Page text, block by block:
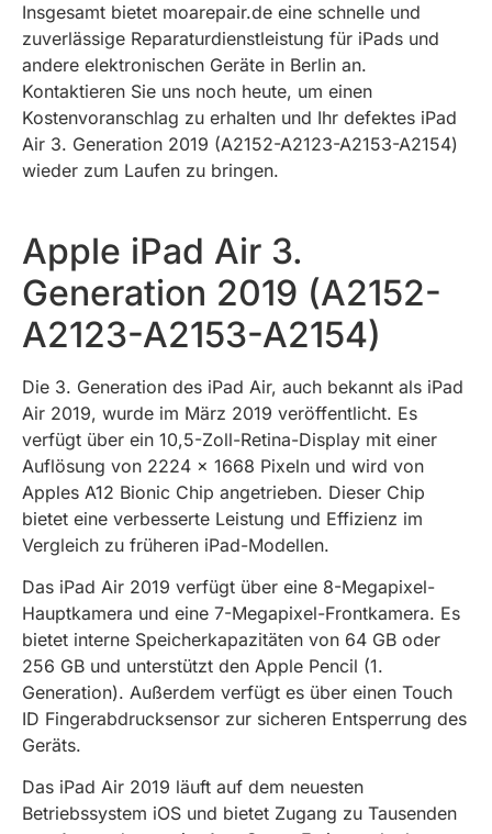
Insgesamt bietet moarepair.de eine schnelle und
zuverlässige Reparaturdienstleistung für iPads und
andere elektronischen Geräte in Berlin an.
Kontaktieren Sie uns noch heute, um einen
Kostenvoranschlag zu erhalten und Ihr defektes iPad
Air 3. Generation 2019 (A2152-A2123-A2153-A2154)
wieder zum Laufen zu bringen.
Apple iPad Air 3.
Generation 2019 (A2152-
A2123-A2153-A2154)
Die 3. Generation des iPad Air, auch bekannt als iPad
Air 2019, wurde im März 2019 veröffentlicht. Es
verfügt über ein 10,5-Zoll-Retina-Display mit einer
Auflösung von 2224 x 1668 Pixeln und wird von
Apples A12 Bionic Chip angetrieben. Dieser Chip
bietet eine verbesserte Leistung und Effizienz im
Vergleich zu früheren iPad-Modellen.
Das iPad Air 2019 verfügt über eine 8-Megapixel-
Hauptkamera und eine 7-Megapixel-Frontkamera. Es
bietet interne Speicherkapazitäten von 64 GB oder
256 GB und unterstützt den Apple Pencil (1.
Generation). Außerdem verfügt es über einen Touch
ID Fingerabdrucksensor zur sicheren Entsperrung des
Geräts.
Das iPad Air 2019 läuft auf dem neuesten
Betriebssystem iOS und bietet Zugang zu Tausenden